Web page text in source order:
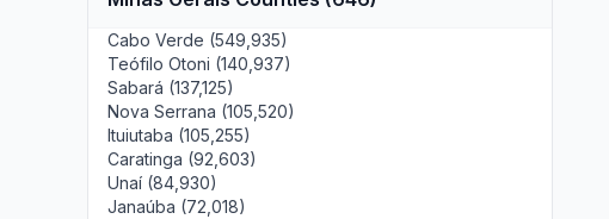
Cabo Verde (549,935)
Teófilo Otoni (140,937)
Sabará (137,125)
Nova Serrana (105,520)
Ituiutaba (105,255)
Caratinga (92,603)
Unaí (84,930)
Janaúba (72,018)